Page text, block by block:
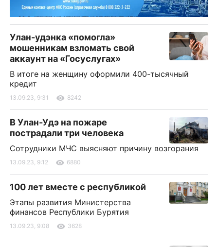
Улан-удэнка «помогла»
мошенникам взломать свой
аккаунт на «Госуслугах»
В итоге на женщину оформили 400-тысячный
кредит
13.09.23, 9:31 8242
В Улан-Удэ на пожаре
пострадали три человека
Сотрудники МЧС выясняют причину возгорания
13.09.23, 9:12 6880
100 лет вместе с республикой
Этапы развития Министерства
финансов Республики Бурятия
13.09.23, 9:08 3628